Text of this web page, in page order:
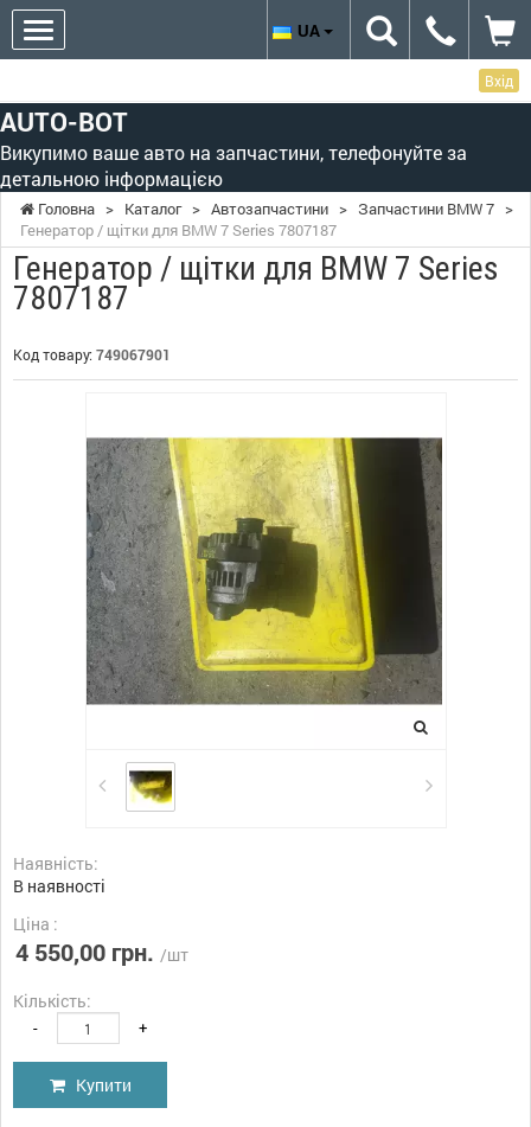
Вхід
AUTO-BOT
Викупимо ваше авто на запчастини, телефонуйте за
детальною інформацією
UA
Головна > Каталог > Автозапчастини > Запчастини BMW 7 >
Генератор / щітки для BMW 7 Series 7807187
Генератор / щітки для BMW 7 Series
7807187
Код товару: 749067901
Наявність:
В наявності
Ціна :
4 550,00 грн. /шт
Кількість:
- +
Купити